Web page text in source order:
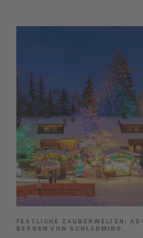
FESTLICHE ZAUBERWELTEN:
BERGEN VON SCHLADMING.